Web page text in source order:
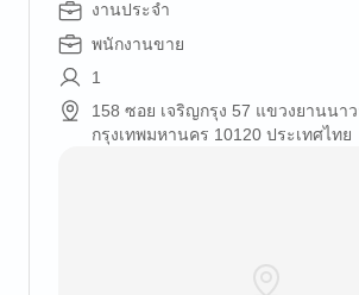
งานประจำ
พนักงานขาย
1
158 ซอย เจริญกรุง 57 แขวงยานนา
กรุงเทพมหานคร 10120 ประเทศไทย